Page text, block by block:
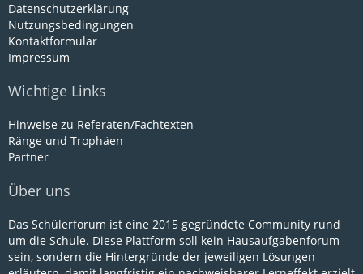
Datenschutzerklärung
Nutzungsbedingungen
Kontaktformular
Impressum
Wichtige Links
Hinweise zu Referaten/Fachtexten
Ränge und Trophäen
Partner
Über uns
Das Schülerforum ist eine 2015 gegründete Community rund
um die Schule. Diese Plattform soll kein Hausaufgabenforum
sein, sondern die Hintergründe der jeweiligen Lösungen